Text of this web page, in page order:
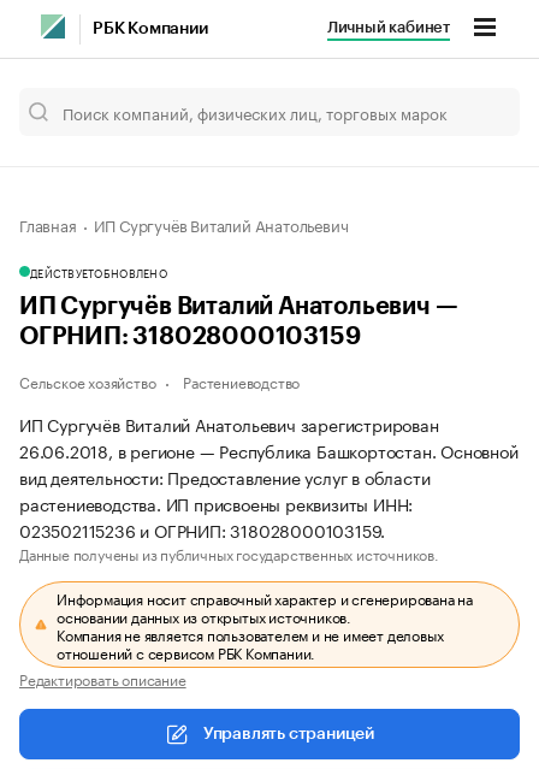
РБК Компании Личный кабинет
Главная ИП Сургучёв Виталий Анатольевич
ДЕЙСТВУЕТОБНОВЛЕНО
ИП Сургучёв Виталий Анатольевич —
ОГРНИП: 318028000103159
Сельское хозяйство Растениеводство
ИП Сургучёв Виталий Анатольевич зарегистрирован
26.06.2018, в регионе — Республика Башкортостан. Основной
вид деятельности: Предоставление услуг в области
растениеводства. ИП присвоены реквизиты ИНН:
023502115236 и ОГРНИП: 318028000103159.
Данные получены из публичных государственных источников.
Информация носит справочный характер и сгенерирована на
основании данных из открытых источников.
Компания не является пользователем и не имеет деловых
отношений с сервисом РБК Компании.
Редактировать описание
Управлять страницей